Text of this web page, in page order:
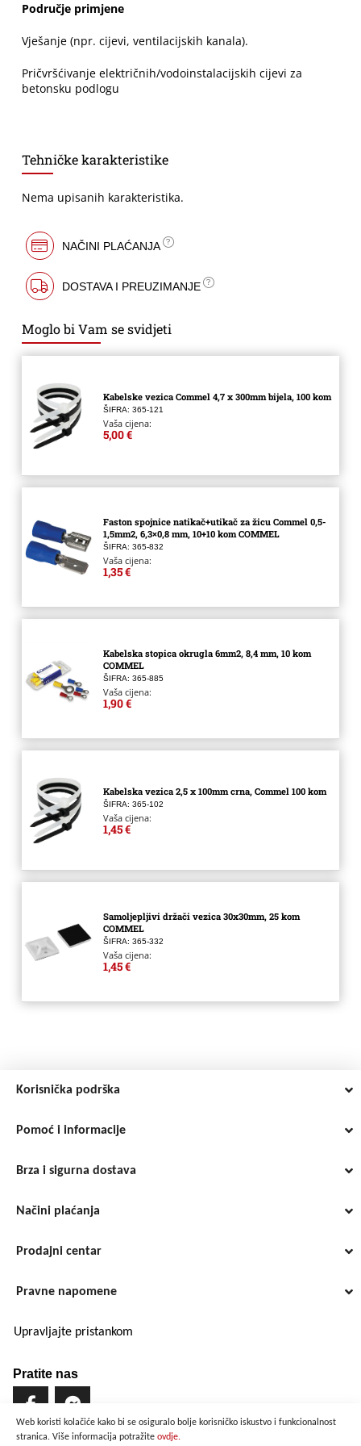
Web koristi kolačiće kako bi se osiguralo bolje korisničko iskustvo i funkcionalnost
stranica. Više informacija potražite ovdje.
Područje primjene
Vješanje (npr. cijevi, ventilacijskih kanala).
Pričvršćivanje električnih/vodoinstalacijskih cijevi za
betonsku podlogu
Tehničke karakteristike
Nema upisanih karakteristika.
NAČINI PLAĆANJA
DOSTAVA I PREUZIMANJE
Moglo bi Vam se svidjeti
Kabelske vezica Commel 4,7 x 300mm bijela, 100 kom
ŠIFRA: 365-121
Vaša cijena:
5,00 €
Faston spojnice natikač+utikač za žicu Commel 0,5-
1,5mm2, 6,3×0,8 mm, 10+10 kom COMMEL
ŠIFRA: 365-832
Vaša cijena:
1,35 €
Kabelska stopica okrugla 6mm2, 8,4 mm, 10 kom
COMMEL
ŠIFRA: 365-885
Vaša cijena:
1,90 €
Kabelska vezica 2,5 x 100mm crna, Commel 100 kom
ŠIFRA: 365-102
Vaša cijena:
1,45 €
Samoljepljivi držači vezica 30x30mm, 25 kom
COMMEL
ŠIFRA: 365-332
Vaša cijena:
1,45 €
Korisnička podrška
Pomoć i informacije
Brza i sigurna dostava
Načini plaćanja
Prodajni centar
Pravne napomene
Upravljajte pristankom
Pratite nas